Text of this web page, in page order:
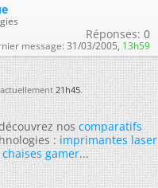
Réponses: 0
message: 31/03/2005, 13h59
21h45.
noscomparatifs
:imprimantes laser
chaises gamer...